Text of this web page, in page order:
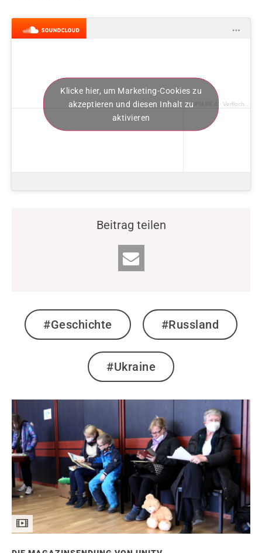
uniFM 88,4 · Verflochtene Geschichte
Klicke hier, um Marketing-Cookies zu
akzeptieren und diesen Inhalt zu
aktivieren
Beitrag teilen
#Geschichte #Russland
#Ukraine